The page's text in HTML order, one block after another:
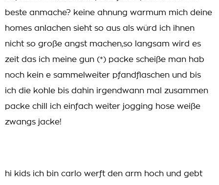
beste anmache? keine ahnung warmum mich deine
homes anlachen sieht so aus als würd ich ihnen
nicht so große angst machen,so langsam wird es
zeit das ich meine gun (*) packe scheiße man hab
noch kein e sammelweiter pfandflaschen und bis
ich die kohle bis dahin irgendwann mal zusammen
packe chill ich einfach weiter jogging hose weiße
zwangs jacke!
hi kids ich bin carlo werft den arm hoch und gebt